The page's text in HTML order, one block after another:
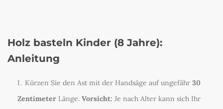
Holz basteln Kinder (8 Jahre):
Anleitung
Kürzen Sie den Ast mit der Handsäge auf ungefähr 30
Zentimeter Länge. Vorsicht: Je nach Alter kann sich Ihr